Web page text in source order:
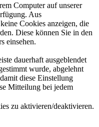
Computer auf unserer
Aus
Cookies anzeigen, die
Diese können Sie in den
einsehen.
dauerhaft ausgeblendet
wurde, abgelehnt
diese Einstellung
Mitteilung bei jedem
zu aktivieren/deaktivieren.